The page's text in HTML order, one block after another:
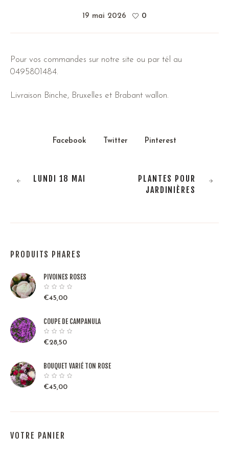
19 mai 2026 0
Pour vos commandes sur notre site ou par tél au
0495801484.
Livraison Binche, Bruxelles et Brabant wallon.
Facebook Twitter Pinterest
LUNDI 18 MAI
PLANTES POUR
JARDINIÈRES
PRODUITS PHARES
PIVOINES ROSES
€45,00
COUPE DE CAMPANULA
€28,50
BOUQUET VARIÉ TON ROSE
€45,00
VOTRE PANIER